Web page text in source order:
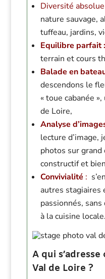
Diversité
nature sauvage,
tuffeau, jardins,
Equilibre parfait :
terrain et cours
Balade en
descendons le
« toue cabanée
de Loire,
Analyse
lecture d’image,
photos sur grand
constructif et
Convivialité :
autres stagiaires
passionnés,
à la cuisine locale.
A qui
Val de Loire ?